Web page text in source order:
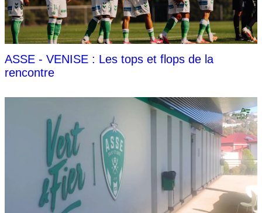
ASSE - VENISE : Les tops et flops de la
rencontre